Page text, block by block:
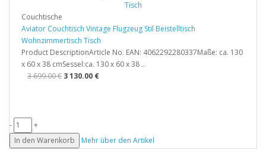
Couchtische
Aviator Couchtisch Vintage Flugzeug Stil Beistelltisch
Wohnzimmertisch Tisch
Product DescriptionArticle No. EAN: 4062292280337Maße: ca. 130
x 60 x 38 cmSessel:ca. 130 x 60 x 38 ..
3 699.00 € 3 130.00 €
-
+
In den Warenkorb
Mehr über den Artikel